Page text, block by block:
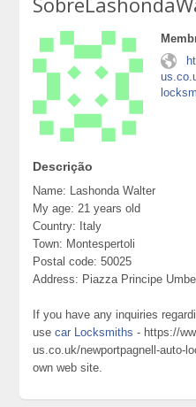
Descrição
Name: Lashonda Walter
My age: 21 years old
Country: Italy
Town: Montespertoli
Postal code: 50025
Address: Piazza Principe
If you have any inquiries
usecar Locksmiths - https://
us.co.uk/newportpagnell-auto-
own web site.